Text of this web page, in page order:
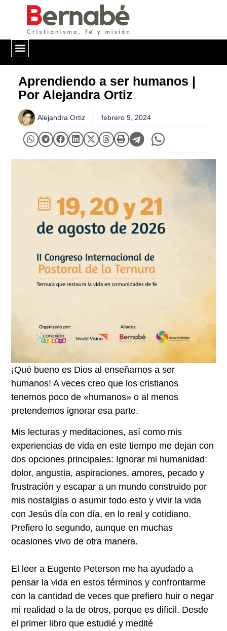
Aprendiendo a ser humanos |
Por Alejandra Ortiz
Alejandra Ortiz febrero 9, 2024
¡Qué bueno es Dios al enseñarnos a ser
humanos! A veces creo que los cristianos
tenemos poco de «humanos» o al menos
pretendemos ignorar esa parte.
Mis lecturas y meditaciones, así como mis
experiencias de vida en este tiempo me dejan con
dos opciones principales: Ignorar mi humanidad:
dolor, angustia, aspiraciones, amores, pecado y
frustración y escapar a un mundo construido por
mis nostalgias o asumir todo esto y vivir la vida
con Jesús día con día, en lo real y cotidiano.
Prefiero lo segundo, aunque en muchas
ocasiones vivo de otra manera.
El leer a Eugente Peterson me ha ayudado a
pensar la vida en estos términos y confrontarme
con la cantidad de veces que prefiero huir o negar
mi realidad o la de otros, porque es dificil. Desde
el primer libro que estudié y medité